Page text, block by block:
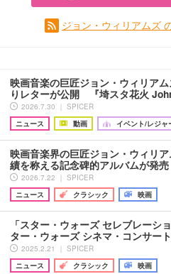
ジョン・ウィリアムズ
映画音楽の巨匠ジョン・ウィリア
りレターが公開 『埼スタ花火
2026.7.30 ｜ SPICER
ニュース
動画 イベント/レジャ
映画音楽界の巨匠ジョン・ウィリ
績を称える記念碑的アルバムが発売
2026.7.22 ｜ SPICER
ニュース
クラシック 映画
「スター・ウォーズ セレブレーシ
ター・ウォーズ シネマ・コンサー
2025.2.21 ｜ SPICER
ニュース
クラシック 映画